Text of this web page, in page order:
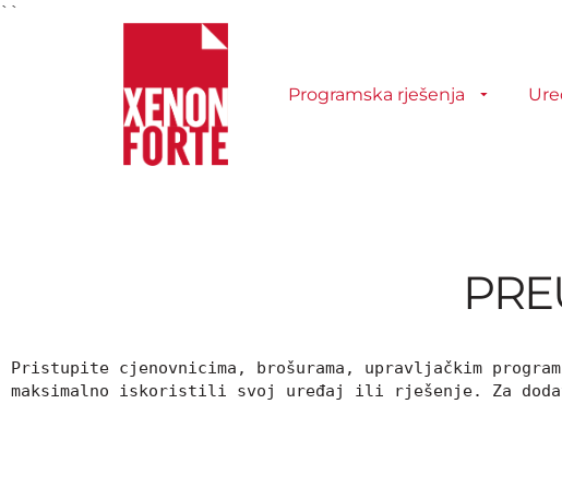
``
Programska rješenja
Pristupite cjenovnicima, brošurama, upravljačkim
maksimalno iskoristili svoj uređaj ili rješenje. Za